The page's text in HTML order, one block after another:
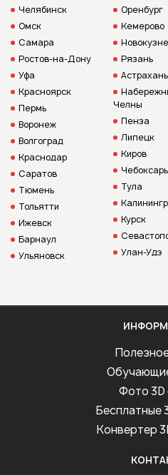
Челябинск
Омск
Самара
Ростов-на-Дону
Уфа
Красноярск
Пермь
Воронеж
Волгоград
Краснодар
Саратов
Тюмень
Тольятти
Ижевск
Барнаул
Ульяновск
Оренбург
Кемерово
Рязань
Астрахань
Челны
Пенза
Липецк
Киров
Тула
Курск
Улан-Удэ
Фото 3D
Бесплатные
Конвертер